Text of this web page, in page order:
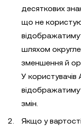
десяткових
що не
шляхом
зменшення й
У користувачів
змін.
Якщо у вартості